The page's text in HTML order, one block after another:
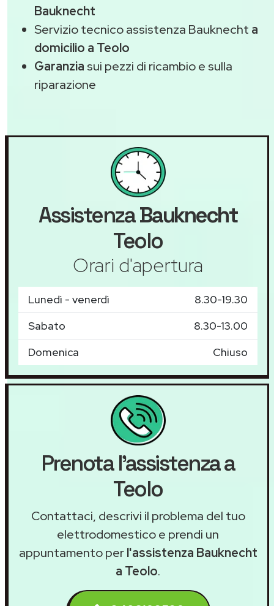
Bauknecht
Servizio tecnico assistenza Bauknecht a
domicilio a Teolo
Garanzia sui pezzi di ricambio e sulla
riparazione
AssistenzaBauknecht
Teolo
Orari d'apertura
Lunedì - venerdì
8.30-19.30
Sabato
8.30-13.00
Domenica
Chiuso
Prenota l'assistenza a
Teolo
Contattaci, descrivi il problema del tuo
elettrodomestico e prendi un
appuntamento perl'assistenza Bauknecht
a Teolo.